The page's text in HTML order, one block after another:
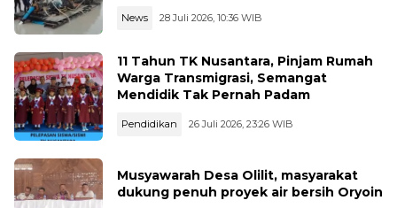
News 28 Juli 2026, 10:36 WIB
11 Tahun TK Nusantara, Pinjam Rumah
Warga Transmigrasi, Semangat
Mendidik Tak Pernah Padam
Pendidikan 26 Juli 2026, 23:26 WIB
Musyawarah Desa Olilit, masyarakat
dukung penuh proyek air bersih Oryoin